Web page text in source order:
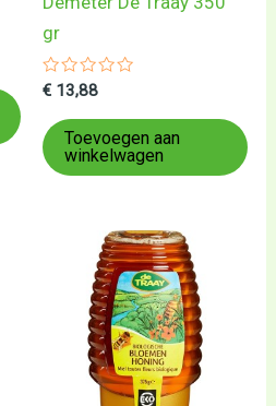
gr
Gewaardeerd
uit
5
€ 13,88
Toevoegen aan
winkelwagen